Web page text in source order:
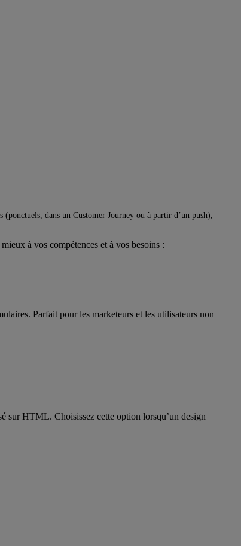
dans un Customer Journey ou à partir d’un push),
à vos compétences et à vos besoins :
Parfait pour les marketeurs et les utilisateurs non
sur HTML. Choisissez cette option lorsqu’un design